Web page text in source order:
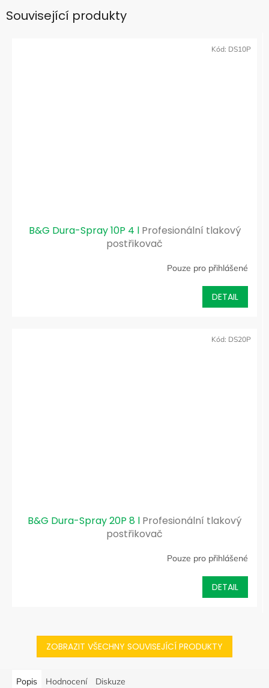
Související produkty
B&G Dura-Spray 10P 4 l Profesionální tlakový
postřikovač
Pouze pro přihlášené
DETAIL
Kód: DS10P
B&G Dura-Spray 20P 8 l Profesionální tlakový
postřikovač
Pouze pro přihlášené
DETAIL
Kód: DS20P
ZOBRAZIT VŠECHNY SOUVISEJÍCÍ PRODUKTY
Popis Hodnocení Diskuze